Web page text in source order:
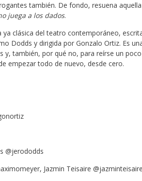
también. De fondo, resuena
juega a los dados.
clásica del teatro contemporáneo,
Dodds y dirigida por Gonzalo Ortiz. Es
y, también, por qué no, para reírse un
empezar todo de nuevo, desde cero.
@jerododds
Jazmin Teisaire @jazminteisaire